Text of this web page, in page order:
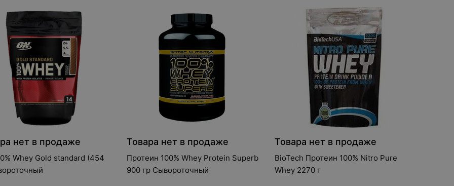
нет в продаже
Whey Gold standard (454
Товара нет в продаже
Протеин 100% Whey Protein Superb
900 гр Сывороточный
Товара нет в продаже
BioTech Протеин 100% Nitro Pure
Whey 2270 г